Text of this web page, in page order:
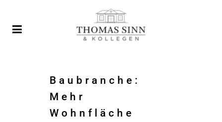
Baubranche:
Mehr
Wohnfläche